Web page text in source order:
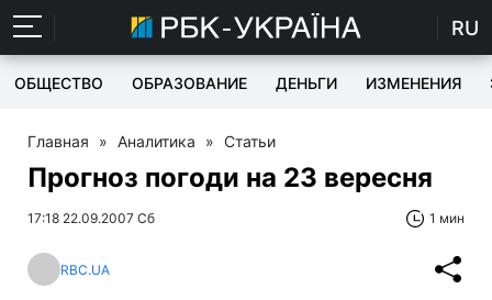
RU
ОБЩЕСТВО ОБРАЗОВАНИЕ ДЕНЬГИ ИЗМЕНЕНИЯ
Главная » Аналитика » Статьи
Прогноз погоди на 23 вересня
17:18 22.09.2007 Сб 1 мин
RBC.UA